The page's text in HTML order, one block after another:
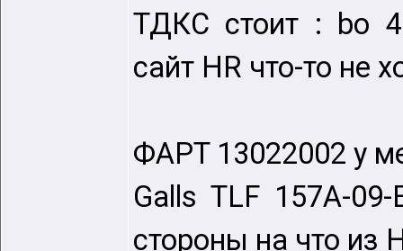
ТДКС стоит : bo
сайт HR что-то не
ФAPT 13022002 у
Galls TLF 157A-
стороны на что из